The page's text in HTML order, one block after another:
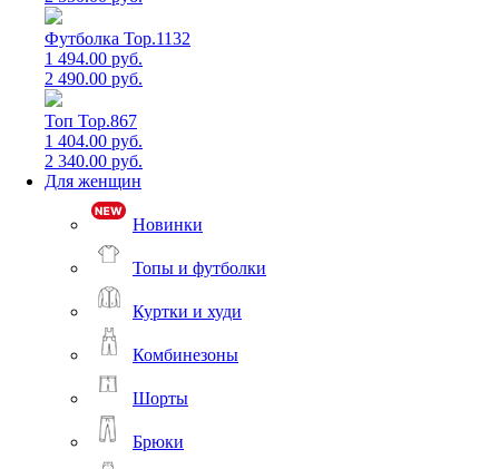
Футболка Top.1132
1 494.00 руб.
2 490.00 руб.
Топ Top.867
1 404.00 руб.
2 340.00 руб.
Для женщин
Новинки
Топы и футболки
Куртки и худи
Комбинезоны
Шорты
Брюки